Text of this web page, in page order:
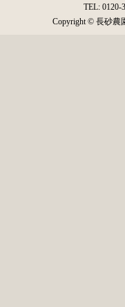
TEL:
Copyright © 長砂農